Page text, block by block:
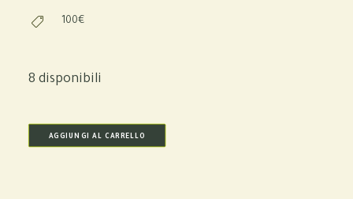
100€
8 disponibili
AGGIUNGI AL CARRELLO